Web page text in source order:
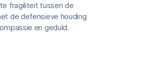
fragiliteit tussen de
de defensieve houding
en geduld.